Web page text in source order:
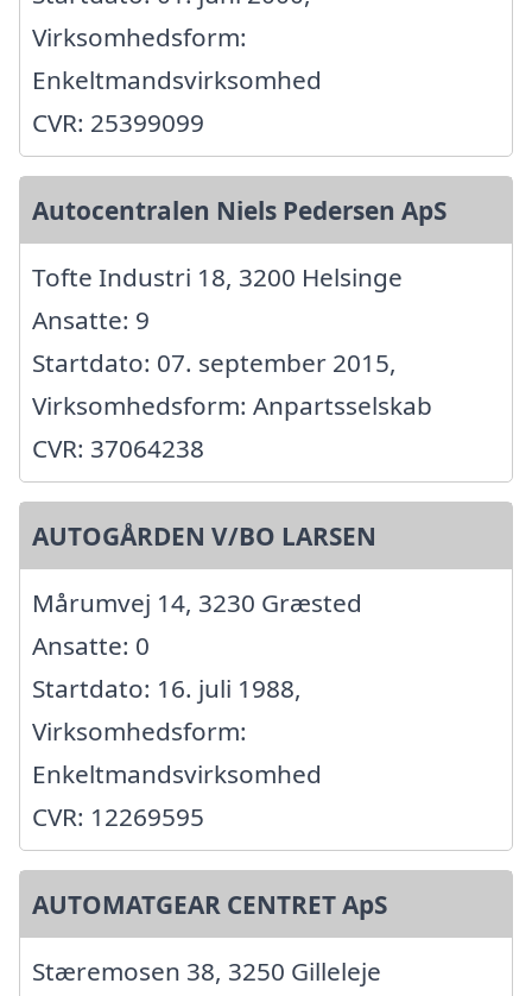
Virksomhedsform:
Enkeltmandsvirksomhed
CVR: 25399099
Autocentralen Niels Pedersen ApS
Tofte Industri 18, 3200 Helsinge
Ansatte: 9
Startdato: 07. september 2015,
Virksomhedsform: Anpartsselskab
CVR: 37064238
AUTOGÅRDEN V/BO LARSEN
Mårumvej 14, 3230 Græsted
Ansatte: 0
Startdato: 16. juli 1988,
Virksomhedsform:
Enkeltmandsvirksomhed
CVR: 12269595
AUTOMATGEAR CENTRET ApS
Stæremosen 38, 3250 Gilleleje